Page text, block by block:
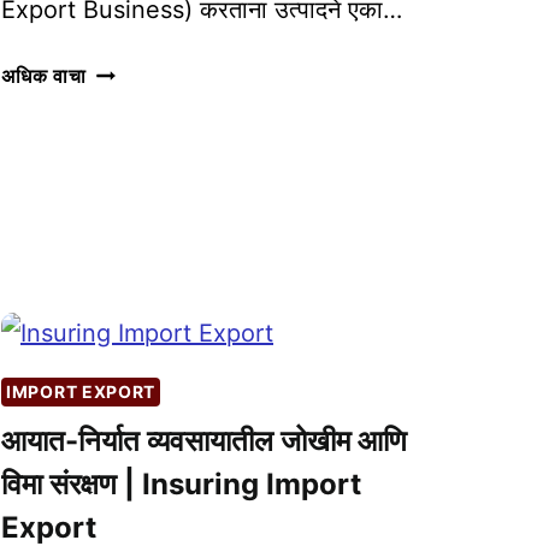
Export Business) करताना उत्पादने एका…
अधिक वाचाआयात-
ची
IMPORT EXPORT
आयात-निर्यात व्यवसायातील जोखीम आणि
विमा संरक्षण | Insuring Import
Export